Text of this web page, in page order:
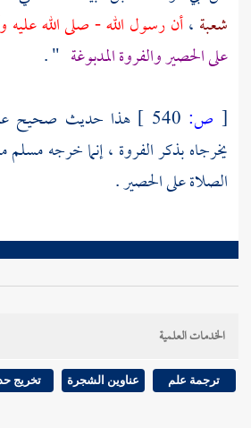
شعبة ،أن رسول الله - صلى الله
على الحصير والفروة المدبوغة " .
[ ص:
هذا حديث صحيح
يخرجاه بذكر الفروة ، إنما خرجهمسلم
الصلاة على الحصير .
الخدمات العلمية
ترجمة علم عناوين الشجرة تخريج